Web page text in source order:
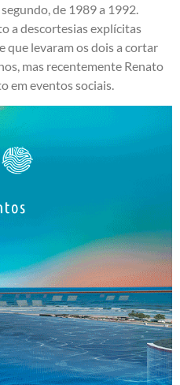
de 1989 a 1992.
a descortesias explícitas
que levaram os dois a cortar
mas recentemente Renato
em eventos sociais.